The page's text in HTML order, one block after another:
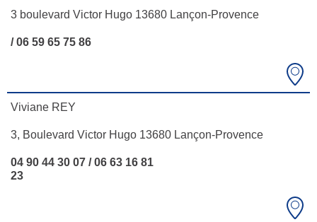
3 boulevard Victor Hugo 13680 Lançon-Provence
/ 06 59 65 75 86
Viviane REY
3, Boulevard Victor Hugo 13680 Lançon-Provence
04 90 44 30 07 / 06 63 16 81
23